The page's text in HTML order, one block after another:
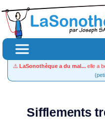
⚠️ LaSonothèque a du mal... elle a
Sifflements